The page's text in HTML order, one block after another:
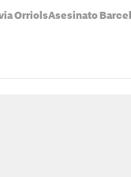
OrriolsAsesinato